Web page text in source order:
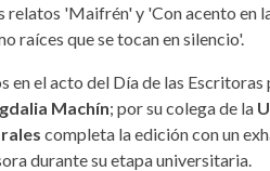
relatos 'Maifrén' y 'Con acento en
raíces que se tocan en silencio'.
en el acto del Día de las Escritoras
Machín; por su colega de la
completa la edición con un
durante su etapa universitaria.